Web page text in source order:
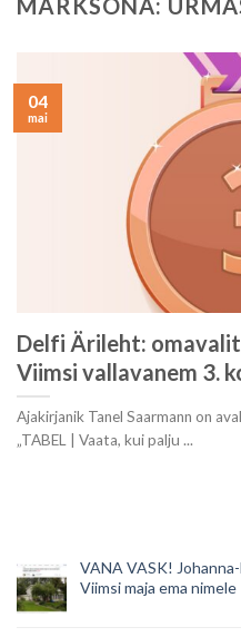
MÄRKSÕNA:
Delfi Ärileht:
Viimsi vallavanem 3.
Ajakirjanik Tanel Saarmann on
„TABEL | Vaata, kui palju ...
04
mai
VANA VASK!
Viimsi maja ema nimele